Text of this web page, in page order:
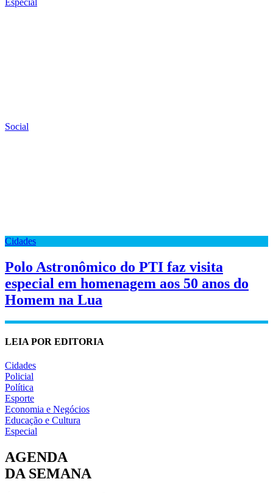
Social
Cidades
Polo Astronômico do PTI faz visita
especial em homenagem aos 50 anos do
Homem na Lua
LEIA POR EDITORIA
Cidades
Policial
Política
Esporte
Economia e Negócios
Educação e Cultura
Especial
AGENDA
DA SEMANA